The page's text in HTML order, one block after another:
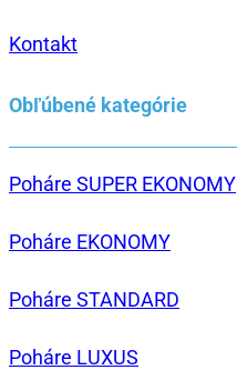
Kontakt
Obľúbené kategórie
Poháre SUPER EKONOMY
Poháre EKONOMY
Poháre STANDARD
Poháre LUXUS